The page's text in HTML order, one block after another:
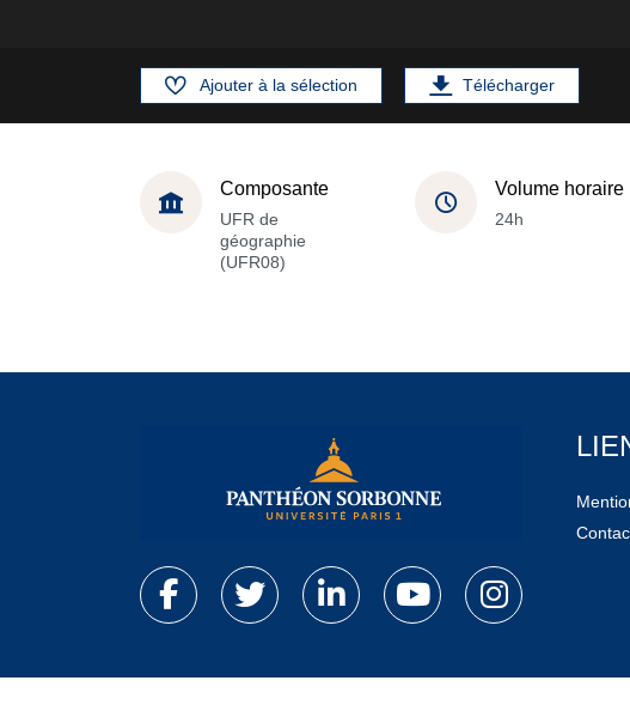
Ajouter à la sélection Télécharger
Composante
UFR de
géographie
(UFR08)
Volume horaire
24h